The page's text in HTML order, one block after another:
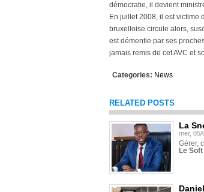
démocratie, il devient
En juillet 2008, il est victime
bruxelloise circule alors,
est démentie par ses
jamais remis de cet AVC et
Categories: News
RELATED POSTS
La
mer, 05/
Gérer,
Le